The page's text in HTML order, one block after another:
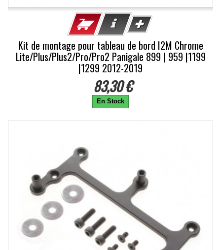
Kit de montage pour tableau de bord I2M Chrome
Lite/Plus/Plus2/Pro/Pro2 Panigale 899 | 959 |1199
|1299 2012-2019
83,30 €
En Stock